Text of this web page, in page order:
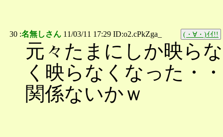
30 :名無しさん 11/03/11 17:29 ID:o2.cPkZga_ (・∀・)ｲｲ!!
元々たまにしか映ら
く映らなくなった・
関係ないかｗ